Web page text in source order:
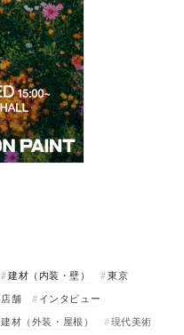
建材（内装・壁）
東京
店舗
インタビュー
建材（外装・屋根）
現代美術